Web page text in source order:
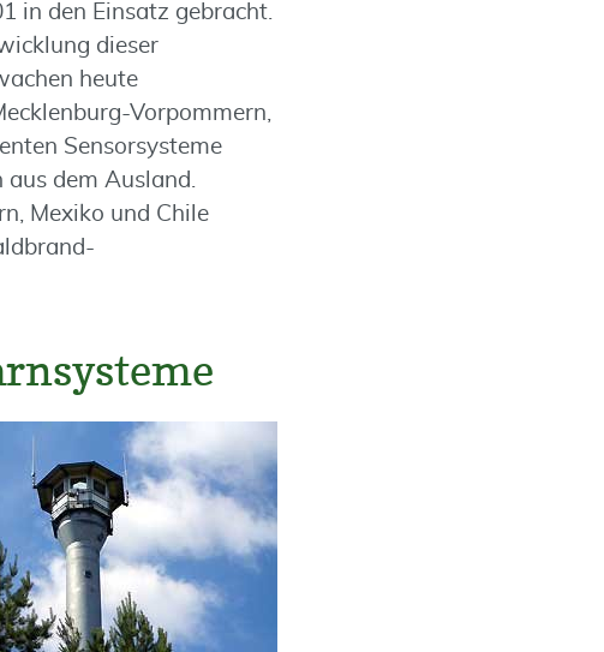
in den Einsatz gebracht.
dieser
heute
Vorpommern,
Sensorsysteme
aus dem Ausland.
Mexiko und Chile